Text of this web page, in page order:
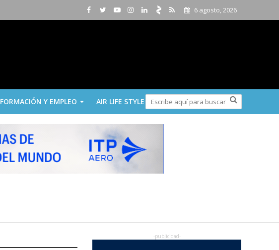
6 agosto, 2026
FORMACIÓN Y EMPLEO AIR LIFE STYLE